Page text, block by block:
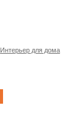
Интерьер для дома